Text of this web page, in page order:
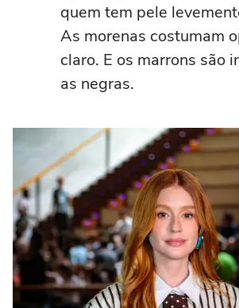
quem tem pele
As morenas costumam
claro. E os marrons são
as negras.